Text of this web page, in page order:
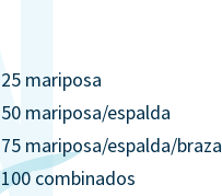
25 mariposa
50 mariposa/espalda
75 mariposa/espalda/braza
100 combinados